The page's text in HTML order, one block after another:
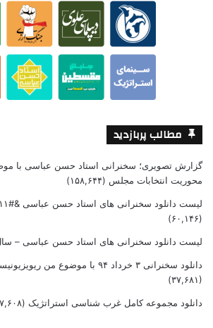
مطالب پربازدید
گزارش تصویری؛ سخنرانی استاد حسن عباسی با
محوریت انتخابات مجلس (۱۵۸,۶۴۴)
لیست دانلود سخنرانی های استاد حسن عباسی &#۸۲۱۱; سال ۱۳۹۵
(۶۰,۱۴۶)
لیست دانلود سخنرانی های استاد حسن عباسی – سال
دانلود سخنرانی ۳ خرداد ۹۴ با موضوع من ریویزیونیست‌ام، پس هستم!
(۳۷,۶۸۱)
دانلود مجموعه کامل غرب شناسی استراتژیک (۲۷,۶۰۸)